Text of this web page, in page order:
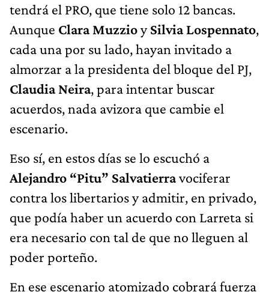
tendrá el PRO, que tiene solo 12 bancas.
Aunque Clara MuzzioySilvia Lospennato,
cada una por su lado, hayan invitado a
almorzar a la presidenta del bloque del PJ,
Claudia Neira, para intentar buscar
acuerdos, nada avizora que cambie el
escenario.
Eso sí, en estos días se lo escuchó a
Alejandro “Pitu” Salvatierravociferar
contra los libertarios y admitir, en privado,
que podía haber un acuerdo con Larreta si
era necesario con tal de que no lleguen al
poder porteño.
En ese escenario atomizado cobrará fuerza